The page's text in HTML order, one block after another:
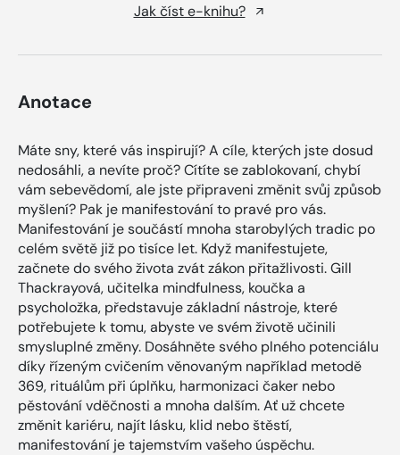
Jak číst e-knihu?
Anotace
Máte sny, které vás inspirují? A cíle, kterých jste dosud
nedosáhli, a nevíte proč? Cítíte se zablokovaní, chybí
vám sebevědomí, ale jste připraveni změnit svůj způsob
myšlení? Pak je manifestování to pravé pro vás.
Manifestování je součástí mnoha starobylých tradic po
celém světě již po tisíce let. Když manifestujete,
začnete do svého života zvát zákon přitažlivosti. Gill
Thackrayová, učitelka mindfulness, koučka a
psycholožka, představuje základní nástroje, které
potřebujete k tomu, abyste ve svém životě učinili
smysluplné změny. Dosáhněte svého plného potenciálu
díky řízeným cvičením věnovaným například metodě
369, rituálům při úplňku, harmonizaci čaker nebo
pěstování vděčnosti a mnoha dalším. Ať už chcete
změnit kariéru, najít lásku, klid nebo štěstí,
manifestování je tajemstvím vašeho úspěchu.